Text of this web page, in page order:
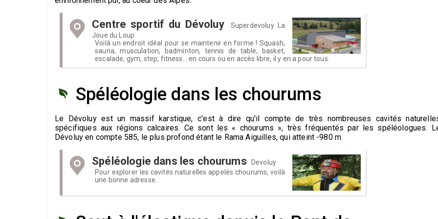
Centre sportif du Dévoluy
Superdevoluy La
Joue du Loup
Voilà un endroit idéal pour se maintenir en forme ! Squash,
sauna, musculation, badminton, tennis de table, basket,
escalade, gym, step, fitness... en cours ou en accès libre, il y en a pour tous.
Spéléologie dans les chourums
Le Dévoluy est un massif karstique, c'est à dire qu'il compte de très nombreuses cavités
spécifiques aux régions calcaires. Ce sont les « chourums », très fréquentés par les spéléologues.
Dévoluy en compte 585, le plus profond étant le Rama Aiguilles, qui atteint -980 m.
Spéléologie dans les chourums
Devoluy
Pour explorer les cavités naturelles appelés chourums, voilà
une bonne adresse.